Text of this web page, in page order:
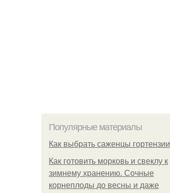
Популярные материалы
Как выбрать саженцы гортензии
Как готовить морковь и свеклу к
зимнему хранению. Сочные
корнеплоды до весны и даже